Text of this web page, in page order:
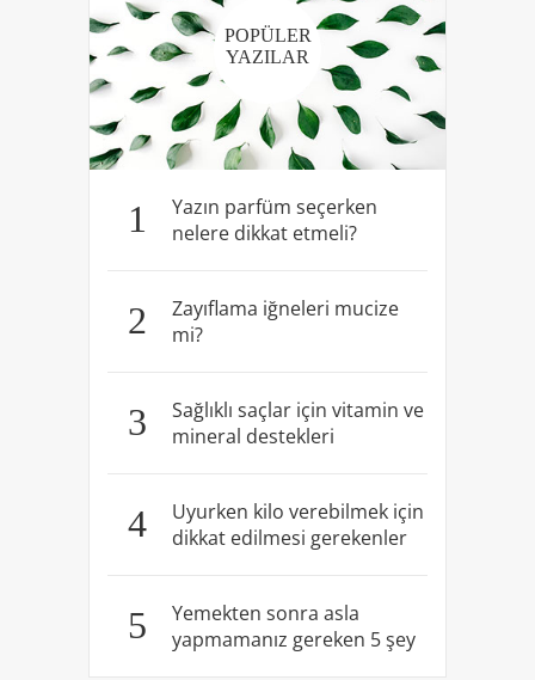
POPÜLER
YAZILAR
1
Yazın parfüm seçerken
nelere dikkat etmeli?
2
Zayıflama iğneleri mucize
mi?
3
Sağlıklı saçlar için vitamin ve
mineral destekleri
4
Uyurken kilo verebilmek için
dikkat edilmesi gerekenler
5
Yemekten sonra asla
yapmamanız gereken 5 şey